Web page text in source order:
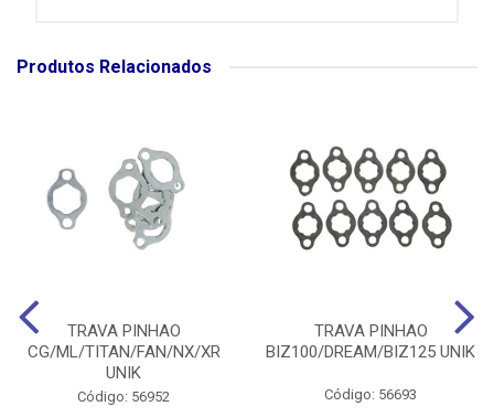
Produtos Relacionados
TRAVA PINHAO
CG/ML/TITAN/FAN/NX/XR
UNIK
Código: 56952
TRAVA PINHAO
BIZ100/DREAM/BIZ125 UNIK
Código: 56693